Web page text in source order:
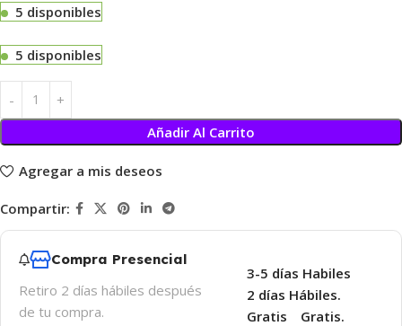
5 disponibles
5 disponibles
Añadir Al Carrito
Agregar a mis deseos
Compartir:
Compra Presencial
Retiro 2 días hábiles después
de tu compra.
3-5 días Habiles
2 días Hábiles.
Gratis
Gratis.